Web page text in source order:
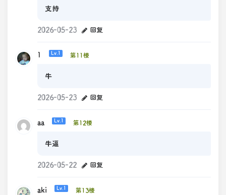
支持
2026-05-23 回复
1 Lv.1 第11楼
牛
2026-05-23 回复
aa Lv.1 第12楼
牛逼
2026-05-22 回复
aki Lv.1 第13楼